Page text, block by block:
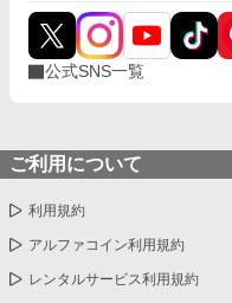
公式SNS一覧
ご利用について
利用規約
アルファコイン利用規約
レンタルサービス利用規約